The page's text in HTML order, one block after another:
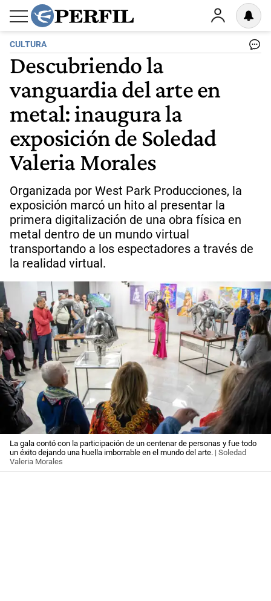
CULTURA
Descubriendo la
vanguardia del arte en
metal: inaugura la
exposición de Soledad
Valeria Morales
Organizada por West Park Producciones, la
exposición marcó un hito al presentar la
primera digitalización de una obra física en
metal dentro de un mundo virtual
transportando a los espectadores a través de
la realidad virtual.
La gala contó con la participación de un centenar de personas y fue todo
un éxito dejando una huella imborrable en el mundo del arte. | Soledad
Valeria Morales